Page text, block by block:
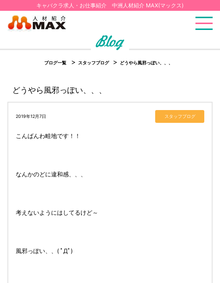
キャバクラ求人・お仕事紹介 中洲人材紹介 MAX(マックス)
ブログ一覧 スタッフブログ どうやら風邪っぽい、、、
どうやら風邪っぽい、、、
2019年12月7日 スタッフブログ
こんばんわ畦地です！！
なんかのどに違和感、、、
考えないようにはしてるけど～
風邪っぽい、、( ﾟДﾟ)